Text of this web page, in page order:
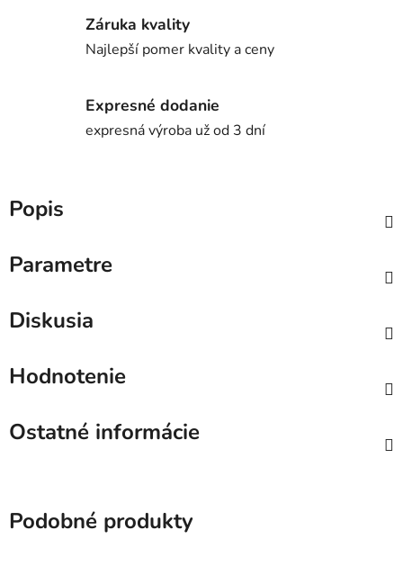
Záruka kvality
Najlepší pomer kvality a ceny
Expresné dodanie
expresná výroba už od 3 dní
Popis
Parametre
Diskusia
Hodnotenie
Ostatné informácie
Podobné produkty